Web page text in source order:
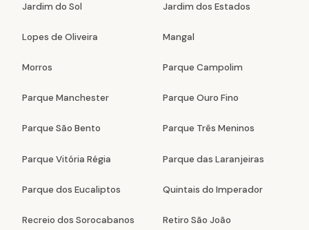
Jardim do Sol Jardim dos Estados
Lopes de Oliveira Mangal
Morros Parque Campolim
Parque Manchester Parque Ouro Fino
Parque São Bento Parque Três Meninos
Parque Vitória Régia Parque das Laranjeiras
Parque dos Eucaliptos Quintais do Imperador
Recreio dos Sorocabanos Retiro São João